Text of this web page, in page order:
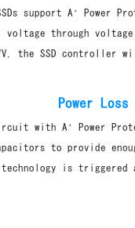
support A⁺ Power
voltage through
the SSD controller
Power
with A⁺ Power
to provide
technology is